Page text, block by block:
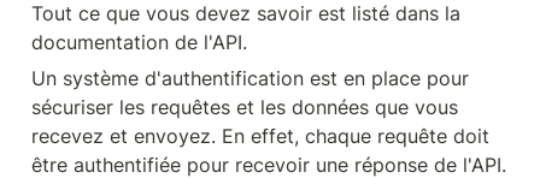
Tout ce que vous devez savoir est listé dans la
documentation de l'API.
Un système d'authentification est en place pour
sécuriser les requêtes et les données que vous
recevez et envoyez. En effet, chaque requête doit
être authentifiée pour recevoir une réponse de l'API.